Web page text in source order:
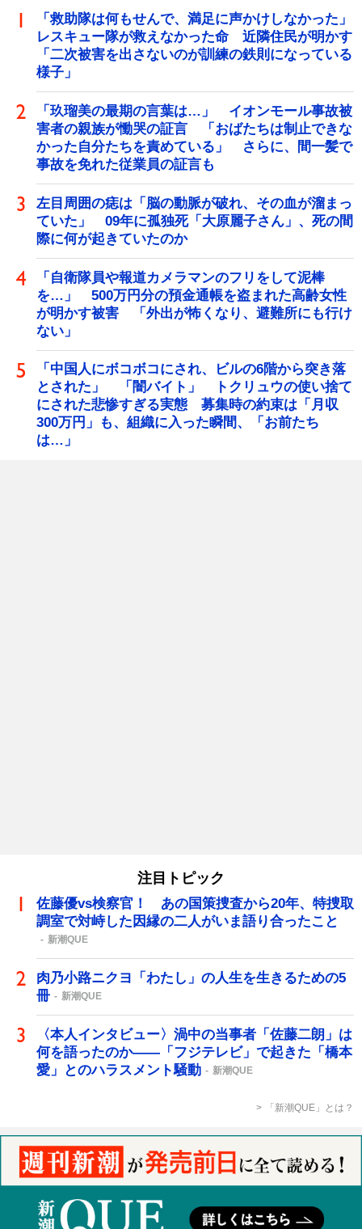
「救助隊は何もせんで、満足に声かけしなかった」
レスキュー隊が救えなかった命 近隣住民が明かす
「二次被害を出さないのが訓練の鉄則になっている
様子」
「玖瑠美の最期の言葉は…」 イオンモール事故被
害者の親族が慟哭の証言 「おばたちは制止できな
かった自分たちを責めている」 さらに、間一髪で
事故を免れた従業員の証言も
左目周囲の痣は「脳の動脈が破れ、その血が溜まっ
ていた」 09年に孤独死「大原麗子さん」、死の間
際に何が起きていたのか
「自衛隊員や報道カメラマンのフリをして泥棒
を…」 500万円分の預金通帳を盗まれた高齢女性
が明かす被害 「外出が怖くなり、避難所にも行け
ない」
「中国人にボコボコにされ、ビルの6階から突き落
とされた」 「闇バイト」 トクリュウの使い捨て
にされた悲惨すぎる実態 募集時の約束は「月収
300万円」も、組織に入った瞬間、「お前たち
は…」
注目トピック
佐藤優vs検察官！ あの国策捜査から20年、特捜取
調室で対峙した因縁の二人がいま語り合ったこと
新潮QUE
肉乃小路ニクヨ「わたし」の人生を生きるための5
冊
新潮QUE
〈本人インタビュー〉渦中の当事者「佐藤二朗」は
何を語ったのか――「フジテレビ」で起きた「橋本
愛」とのハラスメント騒動
新潮QUE
「新潮QUE」とは？